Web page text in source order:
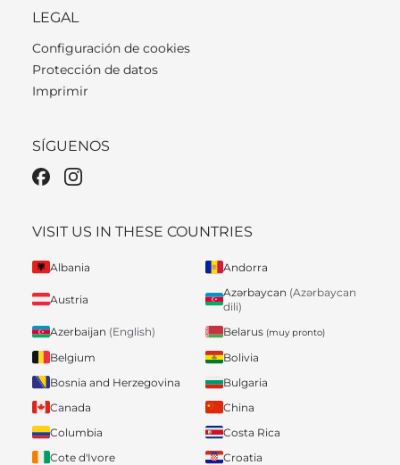
LEGAL
Configuración de cookies
Protección de datos
Imprimir
SÍGUENOS
VISIT US IN THESE COUNTRIES
Albania Andorra
Austria
Azərbaycan (Azərbaycan
dili)
Azerbaijan (English) Belarus (muy pronto)
Belgium
Bolivia
Bosnia and Herzegovina
Bulgaria
Canada
China
Columbia
Costa Rica
Cote d'Ivore
Croatia